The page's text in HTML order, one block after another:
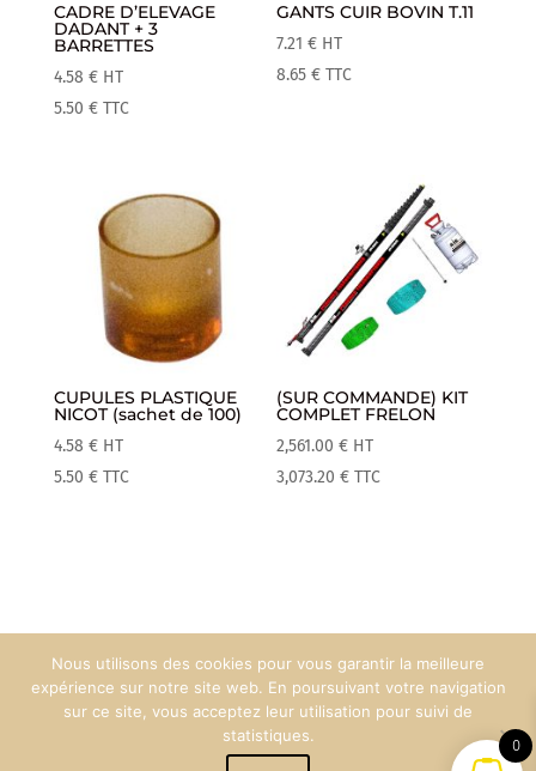
CADRE D’ELEVAGE
DADANT + 3
BARRETTES
4.58 € HT
5.50 € TTC
GANTS CUIR BOVIN T.11
7.21€ HT
8.65€ TTC
CUPULES PLASTIQUE
NICOT (sachet de 100)
4.58 € HT
5.50 € TTC
(SUR COMMANDE) KIT
COMPLET FRELON
2,561.00€ HT
3,073.20€ TTC
Mentions Légales Espace Pro
90°West Communication
© Maison
0
Nous utilisons des cookies pour vous garantir la meilleure
expérience sur notre site web. En poursuivant votre navigation
sur ce site, vous acceptez leur utilisation pour suivi de
statistiques.